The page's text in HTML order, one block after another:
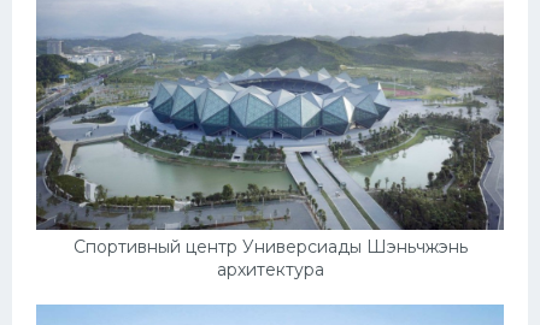
Спортивный центр Универсиады Шэньчжэнь
архитектура